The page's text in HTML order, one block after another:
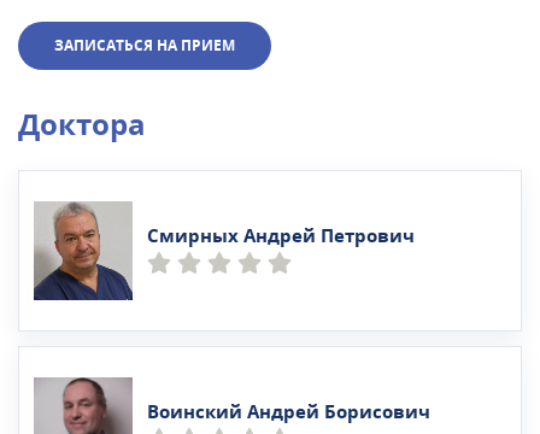
ЗАПИСАТЬСЯ НА ПРИЕМ
Доктора
Смирных Андрей Петрович
Воинский Андрей Борисович